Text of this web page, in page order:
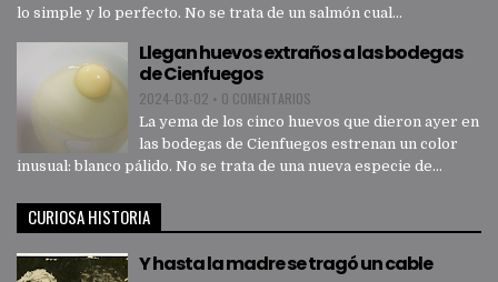
lo simple y lo perfecto. No se trata de un salmón cual...
Llegan huevos extraños a las bodegas
de Cienfuegos
2024-03-02 • 0 COMENTARIOS
La yema de los cinco huevos que dieron ayer en
las bodegas de Cienfuegos estrenan un color
inusual: blanco pálido. No se trata de una nueva especie de...
CURIOSA HISTORIA
Y hasta la madre se tragó un cable